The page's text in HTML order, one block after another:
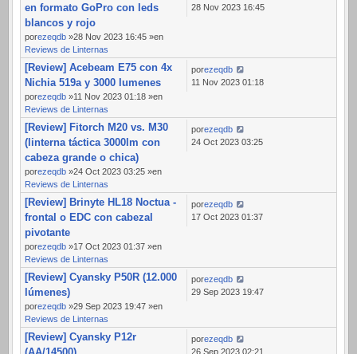
en formato GoPro con leds
blancos y rojo
porezeqdb »28 Nov 2023 16:45 »en
Reviews de Linternas
28 Nov 2023 16:45
[Review] Acebeam E75 con 4x
Nichia 519a y 3000 lumenes
porezeqdb »11 Nov 2023 01:18 »en
Reviews de Linternas
porezeqdb
11 Nov 2023 01:18
[Review] Fitorch M20 vs. M30
(linterna táctica 3000lm con
cabeza grande o chica)
porezeqdb »24 Oct 2023 03:25 »en
Reviews de Linternas
porezeqdb
24 Oct 2023 03:25
[Review] Brinyte HL18 Noctua -
frontal o EDC con cabezal
pivotante
porezeqdb »17 Oct 2023 01:37 »en
Reviews de Linternas
porezeqdb
17 Oct 2023 01:37
[Review] Cyansky P50R (12.000
lúmenes)
porezeqdb »29 Sep 2023 19:47 »en
Reviews de Linternas
porezeqdb
29 Sep 2023 19:47
[Review] Cyansky P12r
(AA/14500)
porezeqdb
26 Sep 2023 02:21